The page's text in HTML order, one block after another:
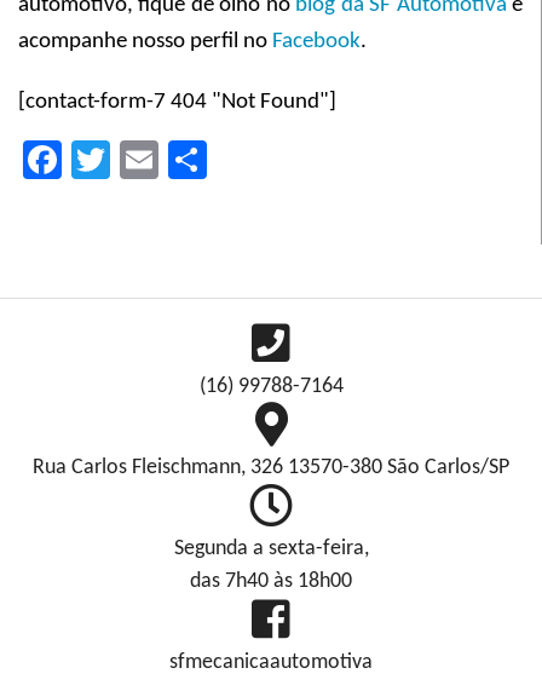
automotivo, fique de olho no blog da SF Automotiva e
acompanhe nosso perfil no Facebook.
[contact-form-7 404 "Not Found"]
Facebook
TwitterEmail
(16) 99788-7164
Rua Carlos Fleischmann, 326 13570-380 São Carlos/SP
Segunda a sexta-feira,
das 7h40 às 18h00
sfmecanicaautomotiva